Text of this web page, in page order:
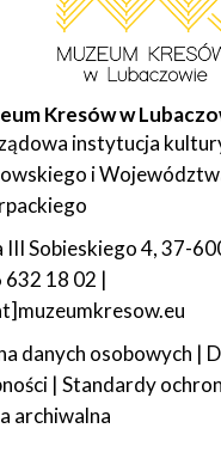
Kresów w
instytucja
i
III Sobieskiego 4, 37-
632 18 02 |
danych osobowych |
| Standardy
archiwalna